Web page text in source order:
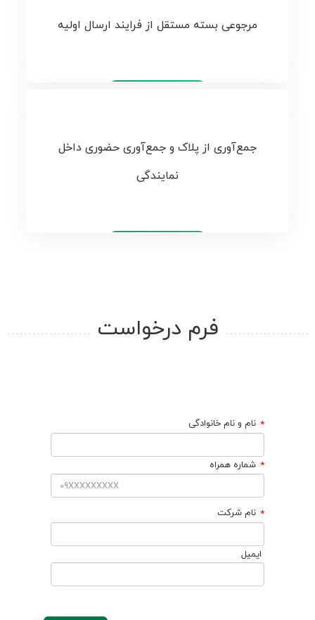
مرجوعی بسته مستقل از فرایند ارسال اولیه
جمع‌آوری از پلاک و جمع‌آوری حضوری داخل
نمایندگی
فرم درخواست
نام و نام خانوادگی
شماره همراه
نام شرکت
ایمیل